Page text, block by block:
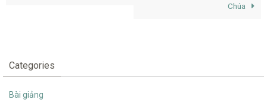
Chúa
Categories
Bài giảng